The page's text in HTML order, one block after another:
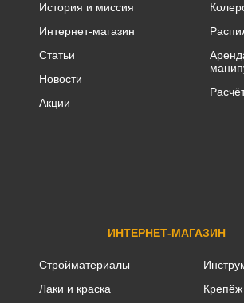
История и миссия
Интернет-магазин
Статьи
Новости
Акции
ИНТЕРНЕТ-МАГАЗИН
Стройматериалы
Лаки и краска
Крепёж